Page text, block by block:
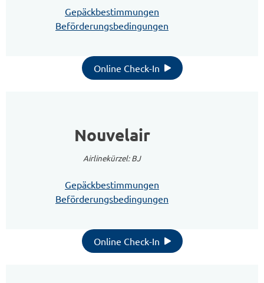
Gepäckbestimmungen
Beförderungsbedingungen
Online Check-In
Nouvelair
Airlinekürzel: BJ
Gepäckbestimmungen
Beförderungsbedingungen
Online Check-In